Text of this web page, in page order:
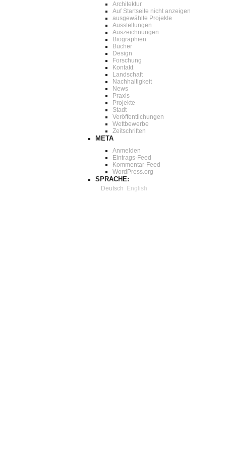
Architektur
Auf Startseite nicht anzeigen
ausgewählte Projekte
Ausstellungen
Auszeichnungen
Biographien
Bücher
Design
Forschung
Kontakt
Landschaft
Nachhaltigkeit
News
Praxis
Projekte
Stadt
Veröffentlichungen
Wettbewerbe
Zeitschriften
META
Anmelden
Eintrags-Feed
Kommentar-Feed
WordPress.org
SPRACHE:
Deutsch English